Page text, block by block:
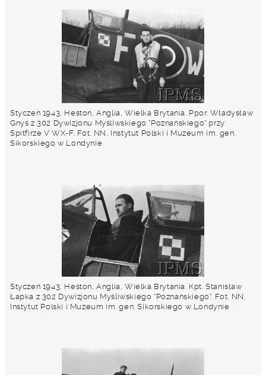
Styczeń 1943, Heston, Anglia, Wielka Brytania. Ppor. Władysław
Gnyś z 302 Dywizjonu Myśliwskiego "Poznańskiego" przy
Spitfirze V WX-F. Fot. NN, Instytut Polski i Muzeum im. gen.
Sikorskiego w Londynie
Styczeń 1943, Heston, Anglia, Wielka Brytania. Kpt. Stanisław
Łapka z 302 Dywizjonu Myśliwskiego "Poznańskiego". Fot. NN,
Instytut Polski i Muzeum im. gen. Sikorskiego w Londynie